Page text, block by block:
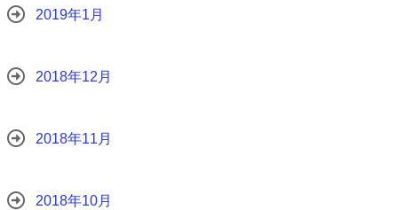
2019年1月
2018年12月
2018年11月
2018年10月